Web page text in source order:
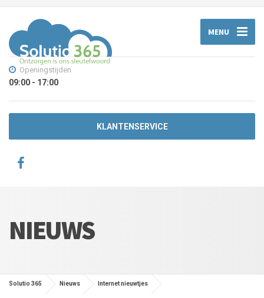
MENU
Openingstijden
09:00 - 17:00
KLANTENSERVICE
NIEUWS
Solutio 365 Nieuws Internet nieuwtjes